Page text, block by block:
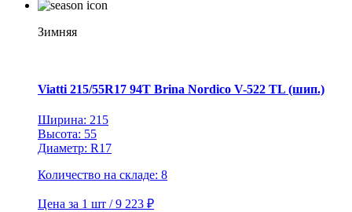
Зимняя
Viatti 215/55R17 94T Brina Nordico V-522 TL (шип.)
Ширина: 215
Высота: 55
Диаметр: R17
Количество на складе: 8
Цена за 1 шт / 9 223 ₽